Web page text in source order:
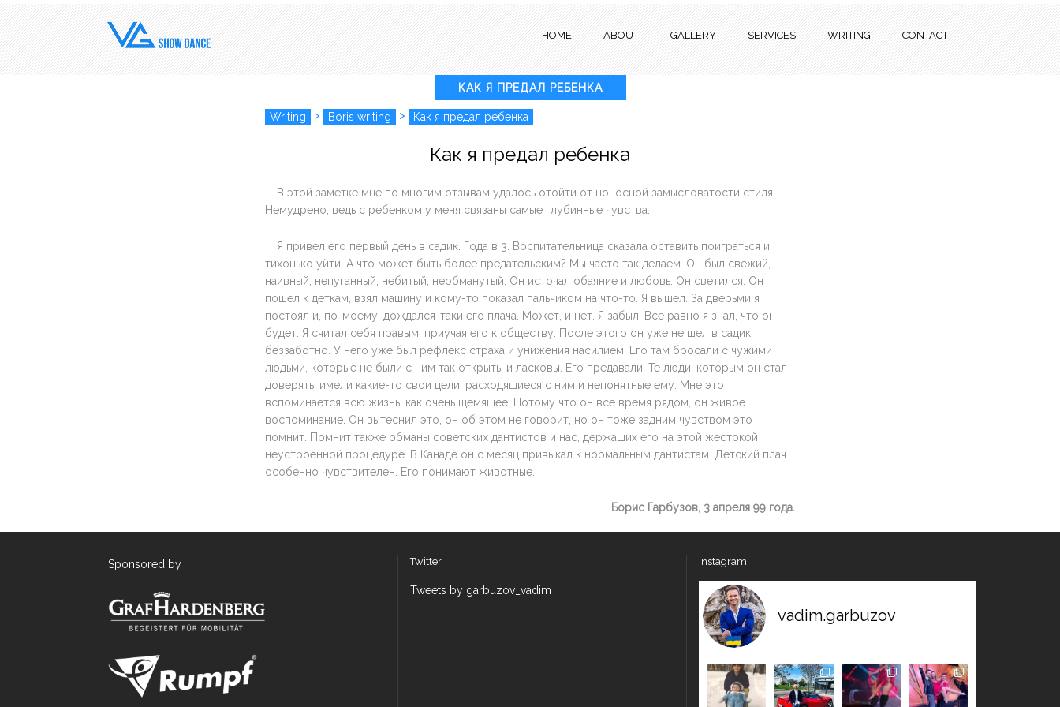
HOME ABOUT GALLERY SERVICES WRITING CONTACT
КАК Я ПРЕДАЛ РЕБЕНКА
Writing > Boris writing > Как я предал ребенка
Как я предал ребенка
В этой заметке мне по многим отзывам удалось отойти от ноносной замысловатости стиля.
Немудрено, ведь с ребенком у меня связаны самые глубинные чувства.
Я привел его первый день в садик. Года в 3. Воспитательница сказала оставить поиграться и
тихонько уйти. А что может быть более предательским? Мы часто так делаем. Он был свежий,
наивный, непуганный, небитый, необманутый. Он источал обаяние и любовь. Он светился. Он
пошел к деткам, взял машину и кому-то показал пальчиком на что-то. Я вышел. За дверьми я
постоял и, по-моему, дождался-таки его плача. Может, и нет. Я забыл. Все равно я знал, что он
будет. Я считал себя правым, приучая его к обществу. После этого он уже не шел в садик
беззаботно. У него уже был рефлекс страха и унижения насилием. Его там бросали с чужими
людьми, которые не были с ним так открыты и ласковы. Его предавали. Те люди, которым он стал
доверять, имели какие-то свои цели, расходящиеся с ним и непонятные ему. Мне это
вспоминается всю жизнь, как очень щемящее. Потому что он все время рядом, он живое
воспоминание. Он вытеснил это, он об этом не говорит, но он тоже задним чувством это
помнит. Помнит также обманы советских дантистов и нас, держащих его на этой жестокой
неустроенной процедуре. В Канаде он с месяц привыкал к нормальным дантистам. Детский плач
особенно чувствителен. Его понимают животные.
Борис Гарбузов, 3 апреля 99 года.
Sponsored by Twitter
Tweets by garbuzov_vadim
Instagram
vadim.garbuzov